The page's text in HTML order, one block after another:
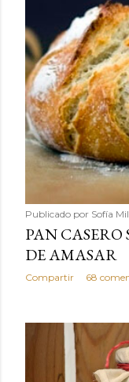
Publicado por Sofía
PAN
DE AMASAR
Compartir 68